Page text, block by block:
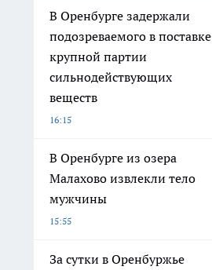
В Оренбурге задержали
подозреваемого в поставке
крупной партии
сильнодействующих
веществ
16:15
В Оренбурге из озера
Малахово извлекли тело
мужчины
15:55
За сутки в Оренбуржье